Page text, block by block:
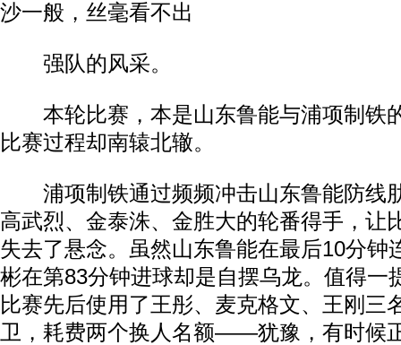
沙一般，丝毫看不出
强队的风采。
本轮比赛，本是山东鲁能与浦项制铁
比赛过程却南辕北辙。
浦项制铁通过频频冲击山东鲁能防线
高武烈、金泰洙、金胜大的轮番得手，让
失去了悬念。虽然山东鲁能在最后10分钟
彬在第83分钟进球却是自摆乌龙。值得一
比赛先后使用了王彤、麦克格文、王刚三
卫，耗费两个换人名额——犹豫，有时候